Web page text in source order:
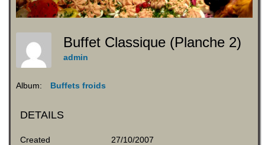
Buffet Classique (planche 2)
admin
Album: Buffets froids
DETAILS
Created
27/10/2007